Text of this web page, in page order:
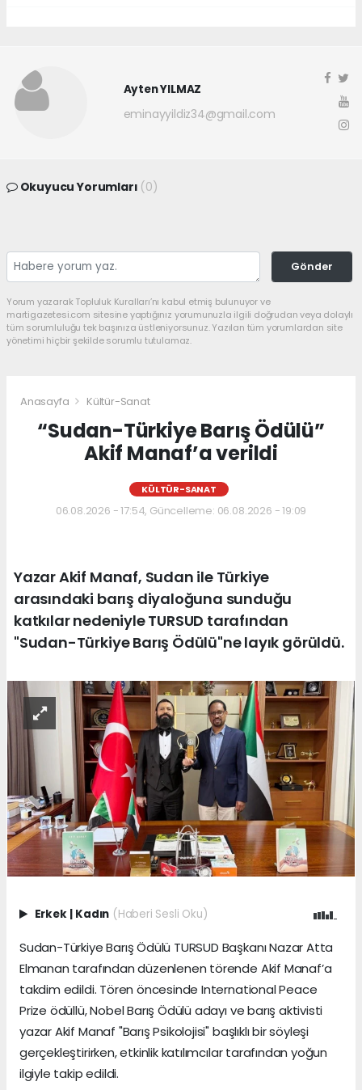
Ayten YILMAZ
eminayyildiz34@gmail.com
Okuyucu Yorumları (0)
Gönder
Yorum yazarak Topluluk Kuralları’nı kabul etmiş bulunuyor ve
martigazetesi.com sitesine yaptığınız yorumunuzla ilgili doğrudan veya dolaylı
tüm sorumluluğu tek başınıza üstleniyorsunuz. Yazılan tüm yorumlardan site
yönetimi hiçbir şekilde sorumlu tutulamaz.
Anasayfa Kültür-Sanat
“Sudan-Türkiye Barış Ödülü”
Akif Manaf’a verildi
KÜLTÜR-SANAT
06.08.2026 - 17:54, Güncelleme: 06.08.2026 - 19:09
Yazar Akif Manaf, Sudan ile Türkiye
arasındaki barış diyaloğuna sunduğu
katkılar nedeniyle TURSUD tarafından
"Sudan-Türkiye Barış Ödülü"ne layık görüldü.
Erkek | Kadın (Haberi Sesli Oku)
Sudan-Türkiye Barış Ödülü TURSUD Başkanı Nazar Atta
Elmanan tarafından düzenlenen törende Akif Manaf’a
takdim edildi. Tören öncesinde International Peace
Prize ödüllü, Nobel Barış Ödülü adayı ve barış aktivisti
yazar Akif Manaf "Barış Psikolojisi" başlıklı bir söyleşi
gerçekleştirirken, etkinlik katılımcılar tarafından yoğun
ilgiyle takip edildi.